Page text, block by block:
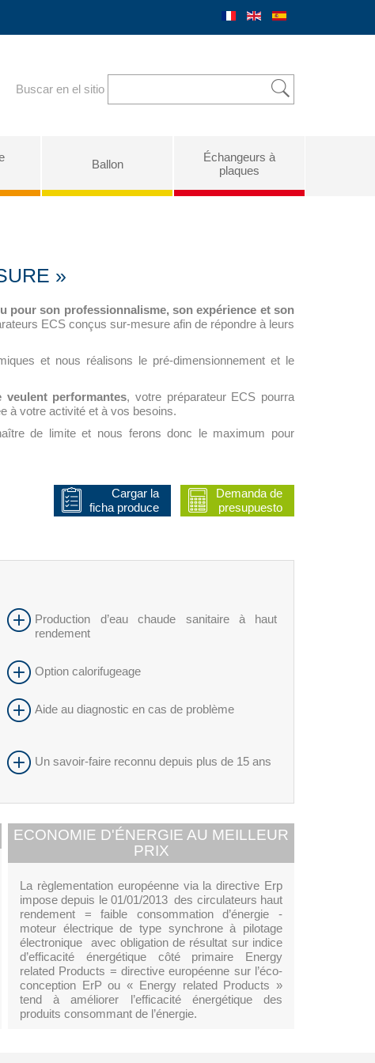
Buscar en el sitio
Ballon
Échangeurs à
plaques
»
pour son professionnalisme, son expérience et son
ECS conçus sur-mesure afin de répondre à leurs
et nous réalisons le pré-dimensionnement et le
performantes, votre préparateur ECS pourra
à votre activité et à vos besoins.
de limite et nous ferons donc le maximum pour
Cargar la
ficha produce
Demanda de
presupuesto
Production d’eau chaude sanitaire à haut
rendement
Option calorifugeage
Aide au diagnostic en cas de problème
Un savoir-faire reconnu depuis plus de 15 ans
ECONOMIE D'ÉNERGIE AU MEILLEUR
PRIX
La règlementation européenne via la directive Erp
impose depuis le 01/01/2013 des circulateurs haut
rendement = faible consommation d’énergie -
moteur électrique de type synchrone à pilotage
électronique avec obligation de résultat sur indice
d’efficacité énergétique côté primaire Energy
related Products = directive européenne sur l’éco-
conception ErP ou « Energy related Products »
tend à améliorer l’efficacité énergétique des
produits consommant de l’énergie.